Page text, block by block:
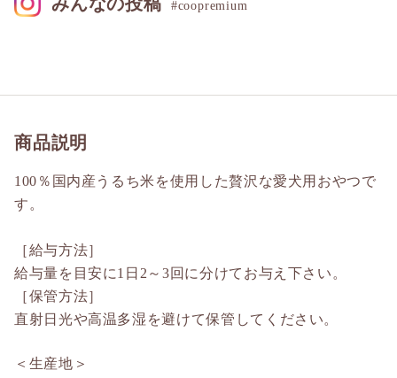
商品説明
100％国内産うるち米を使用した贅沢な愛犬用おやつで
す。
［給与方法］
給与量を目安に1日2～3回に分けてお与え下さい。
［保管方法］
直射日光や高温多湿を避けて保管してください。
＜生産地＞
#coopremium